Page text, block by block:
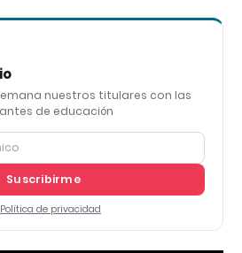
nuestros titulares con las
de educación
Suscribirme
Política de privacidad